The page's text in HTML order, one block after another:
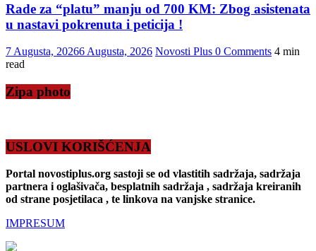
Rade za “platu” manju od 700 KM: Zbog asistenata
u nastavi pokrenuta i peticija !
7 Augusta, 20266 Augusta, 2026 Novosti Plus 0 Comments 4 min
read
Zipa photo
USLOVI KORIŠĆENJA
Portal novostiplus.org sastoji se od vlastitih sadržaja, sadržaja
partnera i oglašivača, besplatnih sadržaja , sadržaja kreiranih
od strane posjetilaca , te linkova na vanjske stranice.
IMPRESUM